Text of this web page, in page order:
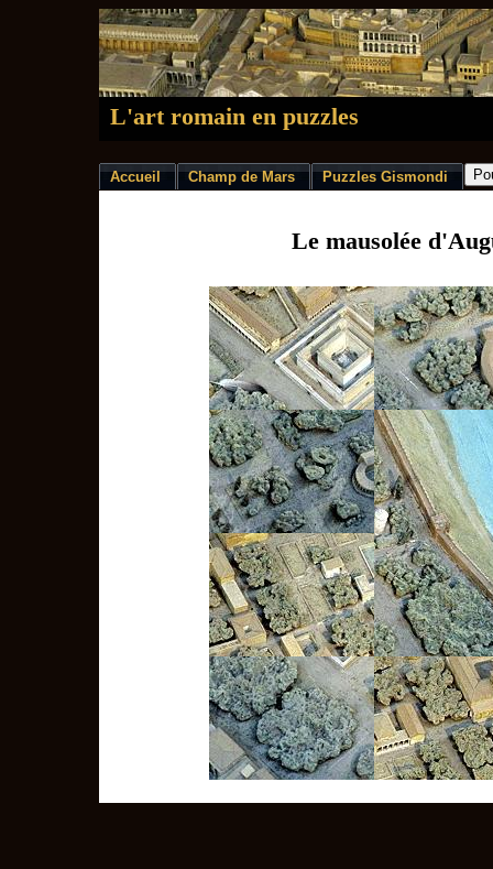
L'art romain en puzzles
Accueil Champ de Mars Puzzles Gismondi
Le mausolée